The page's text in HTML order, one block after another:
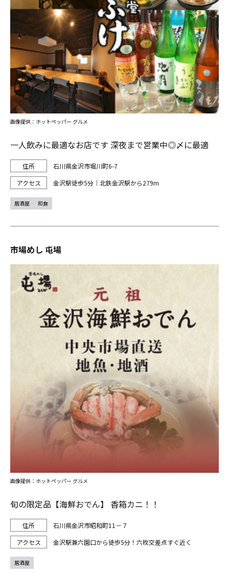
一人飲みに最適なお店です 深夜まで営業中◎〆に最適
石川県金沢市堀川町6-7
金沢駅徒歩5分｜北鉄金沢駅から279m
画像提供：ホットペッパー グルメ
居酒屋 和食
市場めし 屯場
旬の限定品【海鮮おでん】 香箱カニ！！
石川県金沢市昭和町11－７
金沢駅兼六園口から徒歩5分！六枚交差点すぐ近く
画像提供：ホットペッパー グルメ
居酒屋